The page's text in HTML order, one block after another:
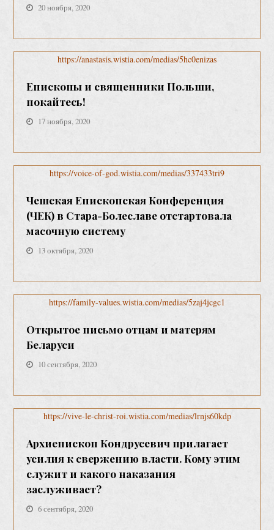
20 ноября, 2020
https://anastasis.wistia.com/medias/5hc0enizas
Епископы и священники Польши,
покайтесь!
17 ноября, 2020
https://voice-of-god.wistia.com/medias/337433tri9
Чешская Епископская Конференция
(ЧЕК) в Стара-Болеславе отстартовала
масочную систему
13 октября, 2020
https://family-values.wistia.com/medias/5zaj4jcgc1
Открытое письмо отцам и матерям
Беларуси
10 сентября, 2020
https://vive-le-christ-roi.wistia.com/medias/lrnjs60kdp
Архиепископ Кондрусевич прилагает
усилия к свержению власти. Кому этим
служит и какого наказания
заслуживает?
6 сентября, 2020